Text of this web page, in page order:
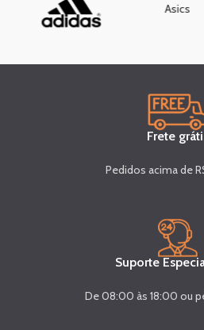
Asics
Frete
Pedidos acima de
Suporte
De 08:00 às 18:00 ou